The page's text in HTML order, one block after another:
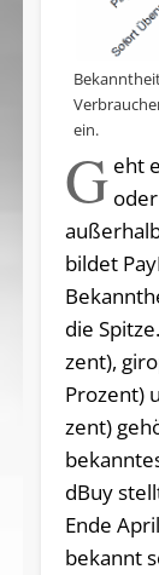
ein.
G eht
bildet
die
zent),
Pro­zent)
zent)
dBuy
En­de
bekannt